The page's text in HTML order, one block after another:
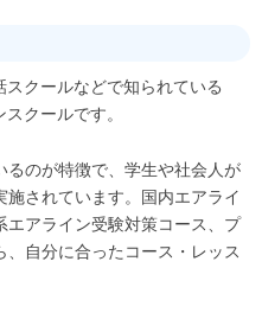
スクールなどで知られている
クールです。
るのが特徴で、学生や社会人が
されています。国内エアライ
エアライン受験対策コース、プ
自分に合ったコース・レッス